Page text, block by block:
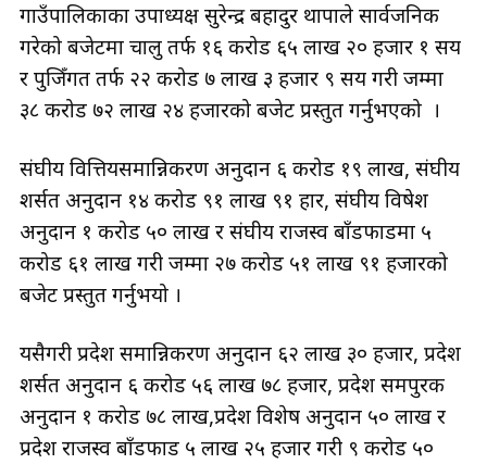
गाउँपालिकाका उपाध्यक्ष सुरेन्द्र बहादुर थापाले सार्वजनिक
गरेको बजेटमा चालु तर्फ १६ करोड ६५ लाख २० हजार १ सय
र पुजिँगत तर्फ २२ करोड ७ लाख ३ हजार ९ सय गरी जम्मा
३८ करोड ७२ लाख २४ हजारको बजेट प्रस्तुत गर्नुभएको ।
संघीय वित्तियसमान्निकरण अनुदान ६ करोड १९ लाख, संघीय
शर्सत अनुदान १४ करोड ९१ लाख ९१ हार, संघीय विषेश
अनुदान १ करोड ५० लाख र संघीय राजस्व बाँडफाडमा ५
करोड ६१ लाख गरी जम्मा २७ करोड ५१ लाख ९१ हजारको
बजेट प्रस्तुत गर्नुभयो ।
यसैगरी प्रदेश समान्निकरण अनुदान ६२ लाख ३० हजार, प्रदेश
शर्सत अनुदान ६ करोड ५६ लाख ७८ हजार, प्रदेश समपुरक
अनुदान १ करोड ७८ लाख,प्रदेश विशेष अनुदान ५० लाख र
प्रदेश राजस्व बाँडफाड ५ लाख २५ हजार गरी ९ करोड ५०